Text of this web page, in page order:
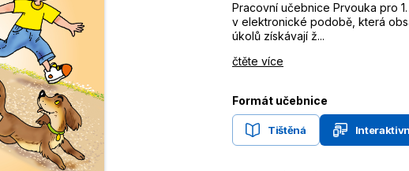
Pracovní učebnice Prvouka pro
v elektronické podobě, která
úkolů získávají ž...
čtěte více
Formát učebnice
Tištěná